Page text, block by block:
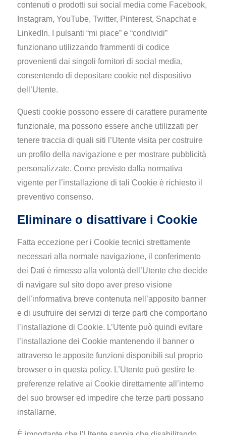
contenuti o prodotti sui social media come Facebook,
Instagram, YouTube, Twitter, Pinterest, Snapchat e
LinkedIn. I pulsanti “mi piace” e “condividi”
funzionano utilizzando frammenti di codice
provenienti dai singoli fornitori di social media,
consentendo di depositare cookie nel dispositivo
dell’Utente.
Questi cookie possono essere di carattere puramente
funzionale, ma possono essere anche utilizzati per
tenere traccia di quali siti l’Utente visita per costruire
un profilo della navigazione e per mostrare pubblicità
personalizzate. Come previsto dalla normativa
vigente per l’installazione di tali Cookie è richiesto il
preventivo consenso.
Eliminare o disattivare i Cookie
Fatta eccezione per i Cookie tecnici strettamente
necessari alla normale navigazione, il conferimento
dei Dati è rimesso alla volontà dell’Utente che decide
di navigare sul sito dopo aver preso visione
dell’informativa breve contenuta nell’apposito banner
e di usufruire dei servizi di terze parti che comportano
l’installazione di Cookie. L’Utente può quindi evitare
l’installazione dei Cookie mantenendo il banner o
attraverso le apposite funzioni disponibili sul proprio
browser o in questa policy. L’Utente può gestire le
preferenze relative ai Cookie direttamente all’interno
del suo browser ed impedire che terze parti possano
installarne.